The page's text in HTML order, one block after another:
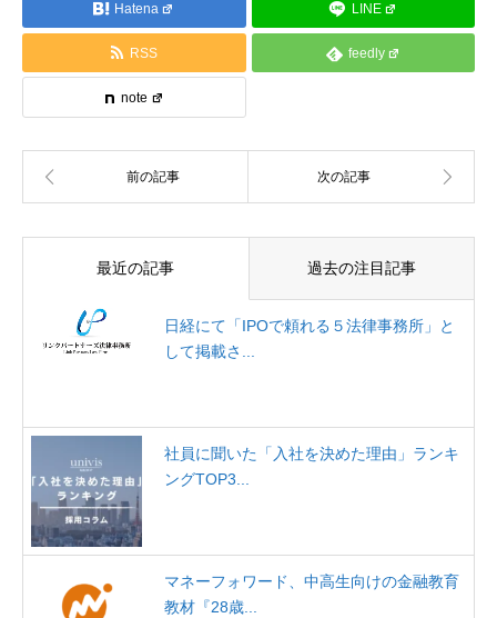
Hatena LINE
RSS feedly
note
最近の記事 過去の注目記事
日経にて「IPOで頼れる５法律事務所」と
して掲載さ...
社員に聞いた「入社を決めた理由」ランキ
ングTOP3...
マネーフォワード、中高生向けの金融教育
教材『28歳...